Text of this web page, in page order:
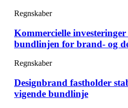
Regnskaber
Kommercielle
bundlinjen for brand- og
Regnskaber
Designbrand fastholder
vigende bundlinje